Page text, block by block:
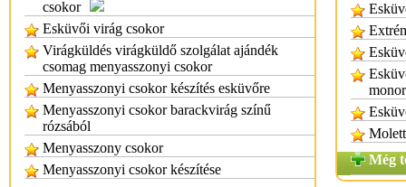
csokor
Esküvői virág csokor
Virágküldés virágküldő szolgálat ajándék
csomag menyasszonyi csokor
Menyasszonyi csokor készítés esküvőre
Menyasszonyi csokor barackvirág színű
rózsából
Menyasszony csokor
Menyasszonyi csokor készítése
Még